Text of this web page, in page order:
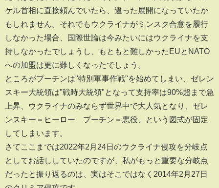
ケル首相に直接頼んでいたら、違った展開になっていたか
もしれません。それでもウクライナがミンスク合意を履行
しなかった場合、国際世論は今みたいにはウクライナを支
持しなかったでしょうし、もともと難しかったEUとNATO
への加盟は更に難しくなったでしょう。
ところがプーチンは"特別軍事作戦"を始めてしまい、ゼレン
スキー大統領は"戦時大統領"となって支持率は90%超まで急
上昇、ウクライナのみならず世界中で大人気となり、ゼレ
ンスキー＝ヒーロー プーチン＝悪役、という図式が固定
してしまいます。
さてここまでは2022年2月24日のウクライナ侵攻を分岐点
としてお話ししていたのですが、私がもっと重要な分岐点
だったと振り返るのは、実はそこではなく2014年2月27日